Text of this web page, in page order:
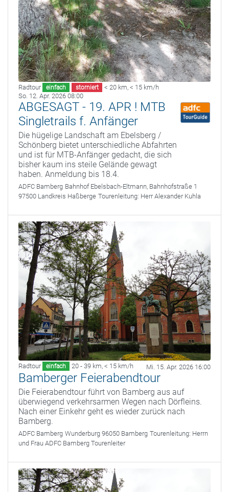
Radtour einfach storniert < 20 km, < 15 km/h
So. 12. Apr. 2026 08:00
ABGESAGT - 19. APR ! MTB
Singletrails f. Anfänger
Die hügelige Landschaft am Ebelsberg /
Schönberg bietet unterschiedliche Abfahrten
und ist für MTB-Anfänger gedacht, die sich
bisher kaum ins steile Gelände gewagt
haben. Anmeldung bis 18.4.
ADFC Bamberg Bahnhof Ebelsbach-Eltmann, Bahnhofstraße 1
97500 Landkreis Haßberge Tourenleitung: Herr Alexander Kuhla
Radtour einfach 20 - 39 km, < 15 km/h Mi. 15. Apr. 2026 16:00
Bamberger Feierabendtour
Die Feierabendtour führt von Bamberg aus auf
überwiegend verkehrsarmen Wegen nach Dörfleins.
Nach einer Einkehr geht es wieder zurück nach
Bamberg.
ADFC Bamberg Wunderburg 96050 Bamberg Tourenleitung: Herrn
und Frau ADFC Bamberg Tourenleiter